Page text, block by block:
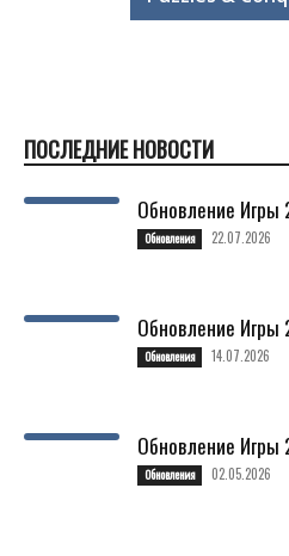
ПОСЛЕДНИЕ НОВОСТИ
Обновление
Обновления 22.07.2026
Обновление
Обновления 14.07.2026
Обновление
Обновления 02.05.2026